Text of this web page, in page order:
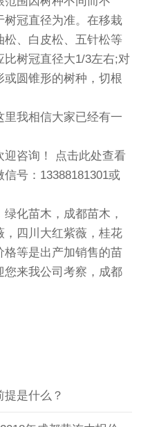
树冠直径为准。在移栽
松、白皮松、五针松等
树冠直径大1/3左右;对
圆锥形的树种，切根
里我相信大家已经有一
迎咨询！ 点击此处查看
号：13388181301或
绿化苗木，成都苗木，
，四川大红紫薇，桂花
格等是出产加销售的苗
您来我公司考察，成都
是什么？